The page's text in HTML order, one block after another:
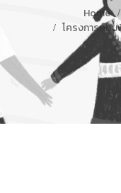
Home
โครงการคอม